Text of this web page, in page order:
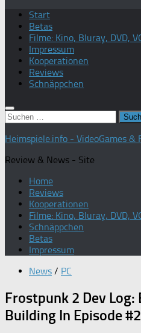
Start
Betas
Filme: Kino, Bluray, DVD,
Impressum
Kooperationen
Reviews
Schnäppchen
Suchen
nach:
Heimspiele.info - VideoGames &
Review & News - Site
Home
Reviews
Kooperationen
Filme: Kino, Bluray, DVD,
Schnäppchen
Betas
Impressum
News / PC
Frostpunk 2 Dev Log:
Building In Episode